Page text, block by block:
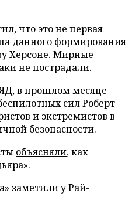
что это не первая
данного формирования
Херсоне. Мирные
не пострадали.
в прошлом месяце
сил Роберт
и экстремистов в
безопасности.
объясняли, как
заметилиу Рай-